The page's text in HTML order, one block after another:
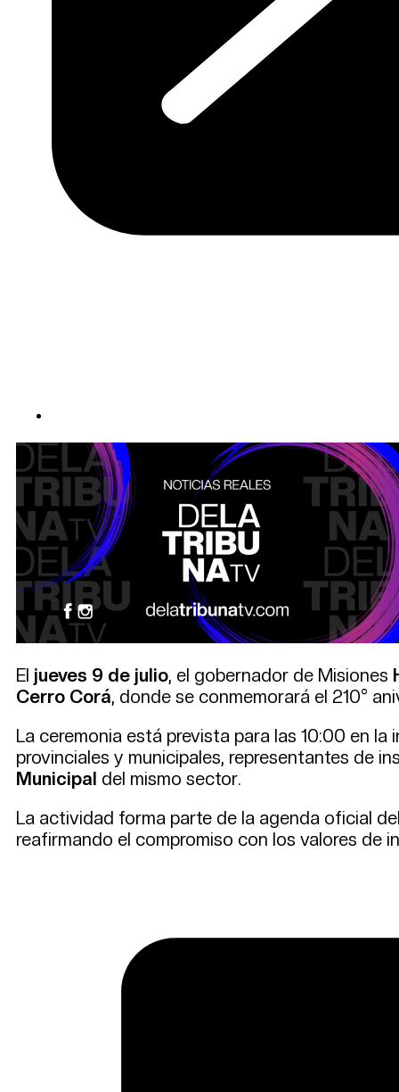
El jueves 9 de julio, el gobernador de Misiones
Cerro Corá, donde se conmemorará el 210°
La ceremonia está prevista para las 10:00 en
provinciales y municipales, representantes de
Municipal del mismo sector.
La actividad forma parte de la agenda oficial
reafirmando el compromiso con los valores de